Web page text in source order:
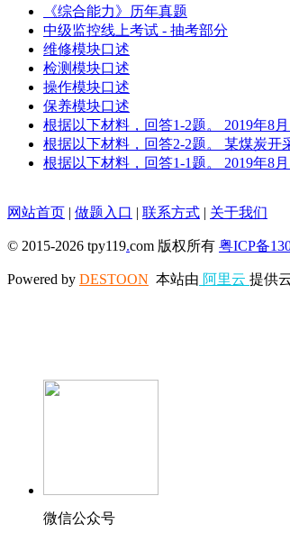
《综合能力》历年真题
中级监控线上考试 - 抽考部分
维修模块口述
检测模块口述
操作模块口述
保养模块口述
根据以下材料，回答1-2题。 2019年8
根据以下材料，回答2-2题。 某煤炭开
根据以下材料，回答1-1题。 2019年8
网站首页 | 做题入口 | 联系方式 | 关于我们
© 2015-2026 tpy119.com 版权所有 粤ICP备
Powered by DESTOON 本站由 阿里云 提供
微信公众号